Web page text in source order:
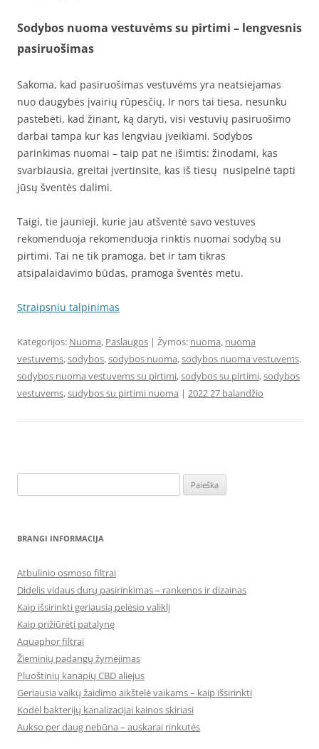
Sodybos nuoma vestuvėms su pirtimi – lengvesnis
pasiruošimas
Sakoma, kad pasiruošimas vestuvėms yra neatsiejamas
nuo daugybės įvairių rūpesčių. Ir nors tai tiesa, nesunku
pastebėti, kad žinant, ką daryti, visi vestuvių pasiruošimo
darbai tampa kur kas lengviau įveikiami. Sodybos
parinkimas nuomai – taip pat ne išimtis: žinodami, kas
svarbiausia, greitai įvertinsite, kas iš tiesų nusipelnė tapti
jūsų šventės dalimi.
Taigi, tie jaunieji, kurie jau atšventė savo vestuves
rekomenduoja rekomenduoja rinktis nuomai sodybą su
pirtimi. Tai ne tik pramoga, bet ir tam tikras
atsipalaidavimo būdas, pramoga šventės metu.
Straipsniu talpinimas
Kategorijos: Nuoma, Paslaugos | Žymos: nuoma, nuoma
vestuvems,sodybos,sodybos nuoma,sodybos nuoma vestuvems,
sodybos nuoma vestuvems su pirtimi,sodybos su pirtimi,sodybos
vestuvems,sudybos su pirtimi nuoma | 2022 27 balandžio
BRANGI INFORMACIJA
Atbulinio osmoso filtrai
Didelis vidaus durų pasirinkimas – rankenos ir dizainas
Kaip išsirinkti geriausią pelėsio valiklį
Kaip prižiūrėti patalynę
Aquaphor filtrai
Žieminių padangų žymėjimas
Pluoštinių kanapių CBD aliejus
Geriausia vaikų žaidimo aikštelė vaikams – kaip išsirinkti
Kodėl bakterijų kanalizacijai kainos skiriasi
Aukso per daug nebūna – auskarai rinkutės